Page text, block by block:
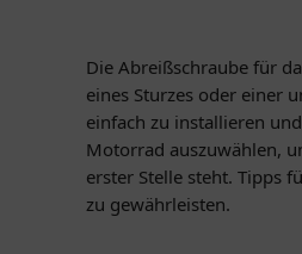
Die Abreißschraube für
eines Sturzes oder einer
einfach zu installieren
Motorrad auszuwählen,
erster Stelle steht. Tipps
zu gewährleisten.